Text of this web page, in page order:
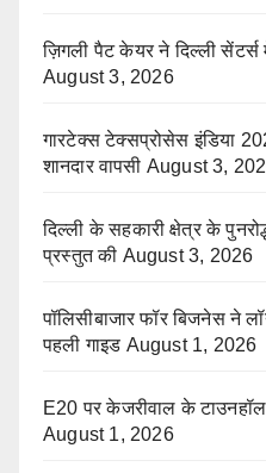
ज़िगली पैट केयर ने दिल्ली
August 3, 2026
गारटेक्स टेक्सप्रोसेस इंडिया
शानदार वापसी August 3,
दिल्ली के सहकारी क्षेत्र के
प्रस्तुत की August 3, 2026
पॉलिसीबाजार फॉर बिजनेस ने
पहली गाइड August 1, 2026
E20 पर केजरीवाल के
August 1, 2026